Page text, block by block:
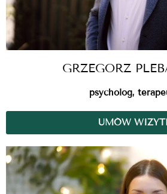
GRZEGORZ
psycholog,
UMÓW